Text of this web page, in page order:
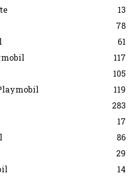
13
78
61
117
105
119
283
17
86
29
14